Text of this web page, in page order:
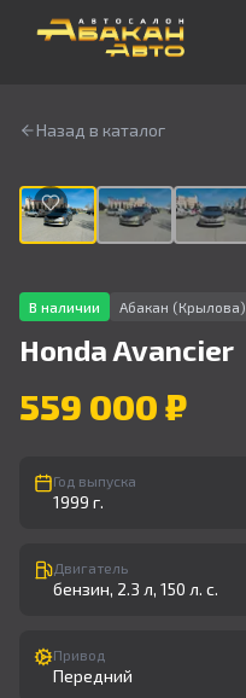
Назад в каталог
В наличии Абакан (Крылова)
Honda Avancier
559 000 ₽
Год выпуска
1999 г.
Двигатель
бензин, 2.3 л, 150 л. с.
Привод
Передний